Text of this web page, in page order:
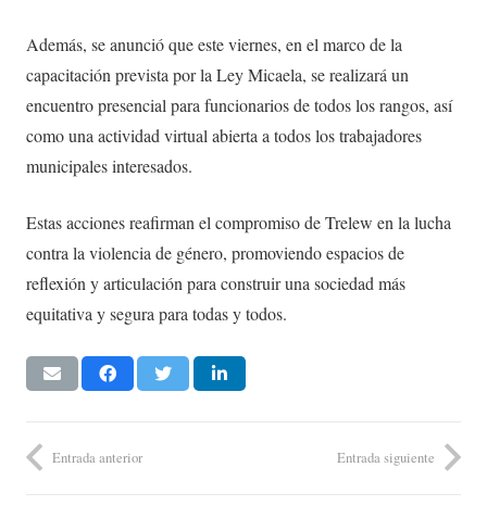
Además, se anunció que este viernes, en el marco de la
capacitación prevista por la Ley Micaela, se realizará un
encuentro presencial para funcionarios de todos los rangos, así
como una actividad virtual abierta a todos los trabajadores
municipales interesados.
Estas acciones reafirman el compromiso de Trelew en la lucha
contra la violencia de género, promoviendo espacios de
reflexión y articulación para construir una sociedad más
equitativa y segura para todas y todos.
Entrada anterior Entrada siguiente